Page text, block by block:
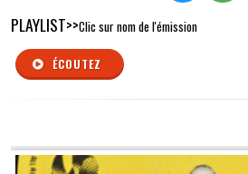
PLAYLIST>>Clic sur nom de l'émission
ÉCOUTEZ